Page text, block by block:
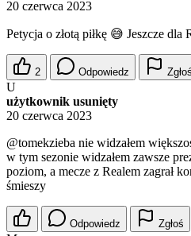
20 czerwca 2023
Petycja o złotą piłkę 😅 Jeszcze dla
2 Odpowiedz Zgłoś
U
użytkownik usunięty
20 czerwca 2023
@tomekzieba nie widzałem
w tym sezonie widzałem zawsze
poziom, a mecze z Realem zagrał
śmieszy
Odpowiedz Zgłoś